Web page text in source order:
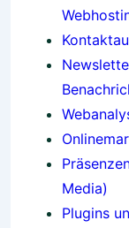
Media)
Plugins